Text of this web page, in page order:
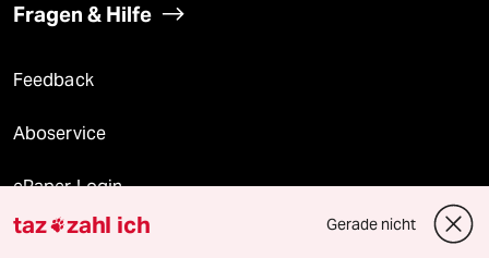
Fragen & Hilfe
Feedback
Aboservice
ePaper Login
Downloads für Abonnierende
taz zahl ich Gerade nicht